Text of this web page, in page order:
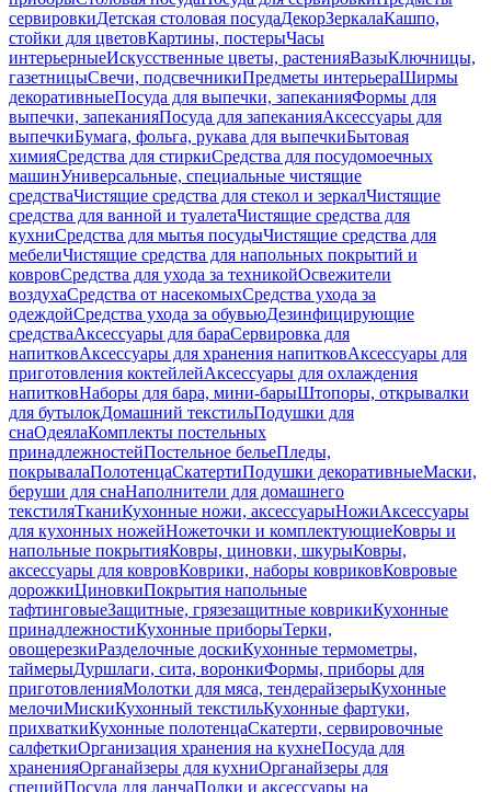
сервировкиДетская столовая посудаДекорЗеркалаКашпо,
стойки для цветовКартины, постерыЧасы
интерьерныеИскусственные цветы, растенияВазыКлючницы,
газетницыСвечи, подсвечникиПредметы интерьераШирмы
декоративныеПосуда для выпечки, запеканияФормы для
выпечки, запеканияПосуда для запеканияАксессуары для
выпечкиБумага, фольга, рукава для выпечкиБытовая
химияСредства для стиркиСредства для посудомоечных
машинУниверсальные, специальные чистящие
средстваЧистящие средства для стекол и зеркалЧистящие
средства для ванной и туалетаЧистящие средства для
кухниСредства для мытья посудыЧистящие средства для
мебелиЧистящие средства для напольных покрытий и
ковровСредства для ухода за техникойОсвежители
воздухаСредства от насекомыхСредства ухода за
одеждойСредства ухода за обувьюДезинфицирующие
средстваАксессуары для бараСервировка для
напитковАксессуары для хранения напитковАксессуары для
приготовления коктейлейАксессуары для охлаждения
напитковНаборы для бара, мини-барыШтопоры, открывалки
для бутылокДомашний текстильПодушки для
снаОдеялаКомплекты постельных
принадлежностейПостельное бельеПледы,
покрывалаПолотенцаСкатертиПодушки декоративныеМаски,
беруши для снаНаполнители для домашнего
текстиляТканиКухонные ножи, аксессуарыНожиАксессуары
для кухонных ножейНожеточки и комплектующиеКовры и
напольные покрытияКовры, циновки, шкурыКовры,
аксессуары для ковровКоврики, наборы ковриковКовровые
дорожкиЦиновкиПокрытия напольные
тафтинговыеЗащитные, грязезащитные коврикиКухонные
принадлежностиКухонные приборыТерки,
овощерезкиРазделочные доскиКухонные термометры,
таймерыДуршлаги, сита, воронкиФормы, приборы для
приготовленияМолотки для мяса, тендерайзерыКухонные
мелочиМискиКухонный текстильКухонные фартуки,
прихваткиКухонные полотенцаСкатерти, сервировочные
салфеткиОрганизация хранения на кухнеПосуда для
храненияОрганайзеры для кухниОрганайзеры для
специйПосуда для ланчаПолки и аксессуары на